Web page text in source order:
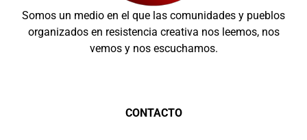
Somos un medio en el que las comunidades y pueblos
organizados en resistencia creativa nos leemos, nos
vemos y nos escuchamos.
CONTACTO